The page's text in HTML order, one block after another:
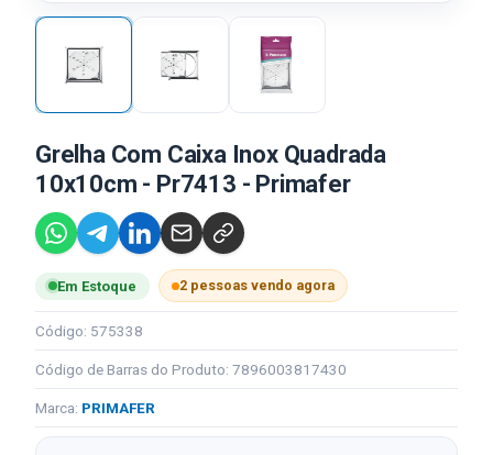
Grelha Com Caixa Inox Quadrada
10x10cm - Pr7413 - Primafer
Em Estoque 2 pessoas vendo agora
Código: 575338
Código de Barras do Produto: 7896003817430
Marca: PRIMAFER